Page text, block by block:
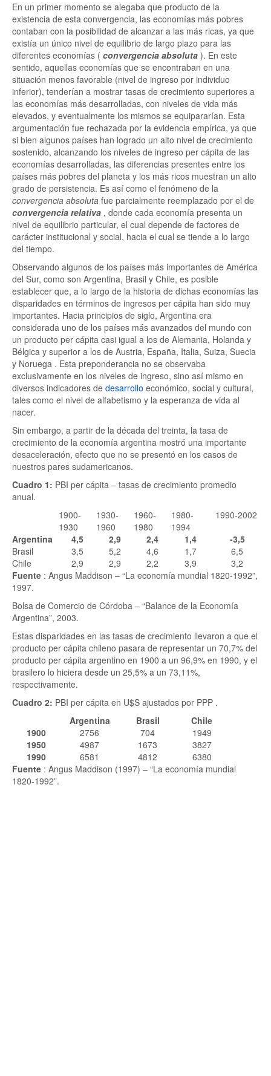
En un primer momento se alegaba que producto de la
existencia de esta convergencia, las economías más pobres
contaban con la posibilidad de alcanzar a las más ricas, ya que
existía un único nivel de equilibrio de largo plazo para las
diferentes economías ( convergencia absoluta ). En este
sentido, aquellas economías que se encontraban en una
situación menos favorable (nivel de ingreso por individuo
inferior), tenderían a mostrar tasas de crecimiento superiores a
las economías más desarrolladas, con niveles de vida más
elevados, y eventualmente los mismos se equipararían. Esta
argumentación fue rechazada por la evidencia empírica, ya que
si bien algunos países han logrado un alto nivel de crecimiento
sostenido, alcanzando los niveles de ingreso per cápita de las
economías desarrolladas, las diferencias presentes entre los
países más pobres del planeta y los más ricos muestran un alto
grado de persistencia. Es así como el fenómeno de la
convergencia absoluta fue parcialmente reemplazado por el de
convergencia relativa , donde cada economía presenta un
nivel de equilibrio particular, el cual depende de factores de
carácter institucional y social, hacia el cual se tiende a lo largo
del tiempo.
Observando algunos de los países más importantes de América
del Sur, como son Argentina, Brasil y Chile, es posible
establecer que, a lo largo de la historia de dichas economías las
disparidades en términos de ingresos per cápita han sido muy
importantes. Hacia principios de siglo, Argentina era
considerada uno de los países más avanzados del mundo con
un producto per cápita casi igual a los de Alemania, Holanda y
Bélgica y superior a los de Austria, España, Italia, Suiza, Suecia
y Noruega . Esta preponderancia no se observaba
exclusivamente en los niveles de ingreso, sino así mismo en
diversos indicadores de desarrollo económico, social y cultural,
tales como el nivel de alfabetismo y la esperanza de vida al
nacer.
Sin embargo, a partir de la década del treinta, la tasa de
crecimiento de la economía argentina mostró una importante
desaceleración, efecto que no se presentó en los casos de
nuestros pares sudamericanos.
Cuadro 1: PBI per cápita – tasas de crecimiento promedio
anual.
1900-
1930
1930-
1960
1960-
1980
1980-
1994
1990-2002
Argentina
4,5 2,9 2,4 1,4
-3,5
Brasil
3,5 5,2 4,6 1,7
6,5
Chile
2,9 2,9 2,2 3,9
3,2
Fuente : Angus Maddison – “La economía mundial 1820-1992”,
1997.
Bolsa de Comercio de Córdoba – “Balance de la Economía
Argentina”, 2003.
Estas disparidades en las tasas de crecimiento llevaron a que el
producto per cápita chileno pasara de representar un 70,7% del
producto per cápita argentino en 1900 a un 96,9% en 1990, y el
brasilero lo hiciera desde un 25,5% a un 73,11%,
respectivamente.
Cuadro 2: PBI per cápita en U$S ajustados por PPP .
Argentina
Brasil
Chile
1900
2756 704
1949
1950
4987 1673
3827
1990
6581 4812
6380
Fuente : Angus Maddison (1997) – “La economía mundial
1820-1992”.